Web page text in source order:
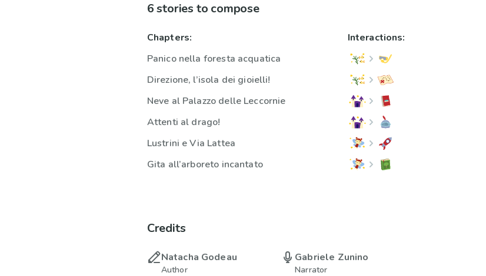
6 stories to compose
Chapters:
Panico nella foresta acquatica
Direzione, l’isola dei gioielli!
Neve al Palazzo delle Leccornie
Attenti al drago!
Lustrini e Via Lattea
Gita all’arboreto incantato
Interactions:
Credits
Natacha Godeau
Author
Gabriele Zunino
Narrator